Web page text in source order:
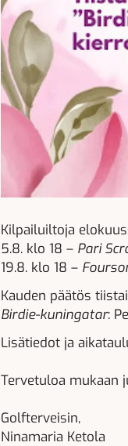
Kilpailuiltoja
5.8. klo 18 – Pari
19.8. klo 18 –
Kauden päätös
Birdie-kuningatar:
Lisätiedot ja
Tervetuloa mukaan
Golfterveisin,
Ninamaria Ketola